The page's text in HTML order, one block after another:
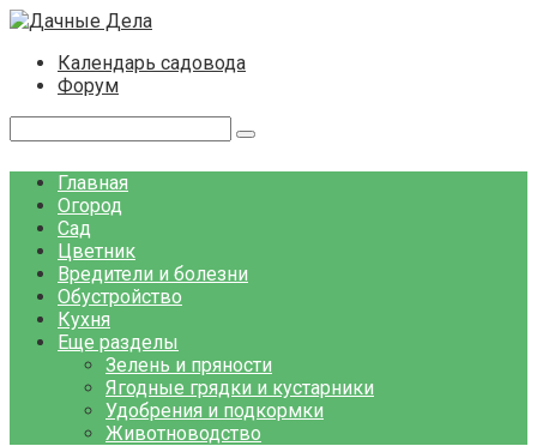
Перейти
контентуКалендарь садовода
Форум
Главная
Огород
Сад
Цветник
Вредители и болезни
Обустройство
Кухня
Еще разделы
Зелень и пряности
Ягодные грядки и кустарники
Удобрения и подкормки
Животноводство